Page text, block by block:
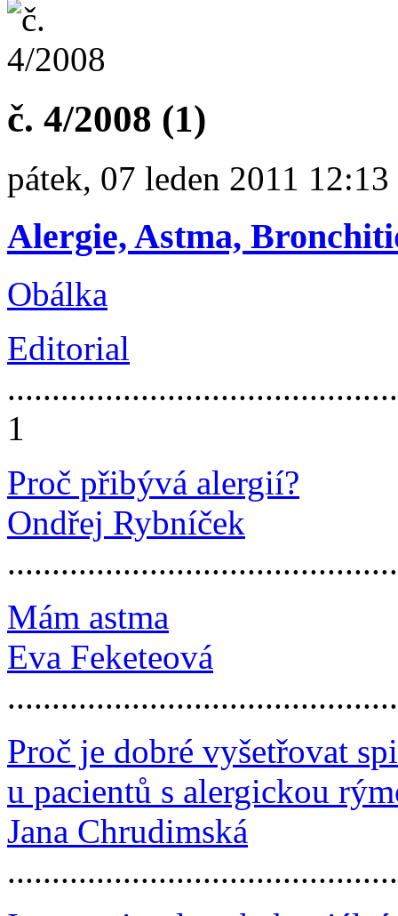
č. 4/2008 (1)
pátek, 07 leden 2011 12:13
Alergie, Astma,
Obálka
Editorial
1
Proč přibývá alergií?
Ondřej Rybníček
Mám astma
Eva Feketeová
Proč je dobré vyšetřovat
u pacientů s alergickou
Jana Chrudimská